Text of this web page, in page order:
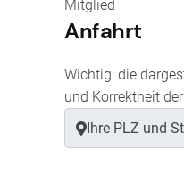
Mitglied
Anfahrt
Wichtig: die
und Korrektheit
Ihre PLZ und